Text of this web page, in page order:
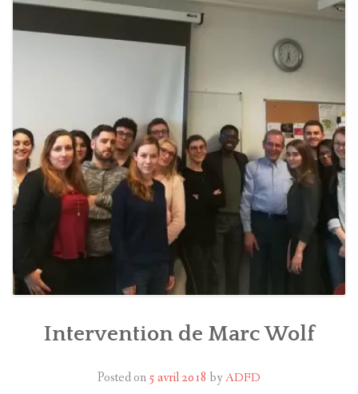
ACTUALITÉS
Intervention de Marc Wolf
Posted on5 avril 2018 by ADFD